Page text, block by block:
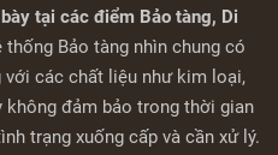
tại các điểm Bảo tàng, Di
Bảo tàng nhìn chung có
các chất liệu như kim loại,
không đảm bảo trong thời gian
trạng xuống cấp và cần xử lý.